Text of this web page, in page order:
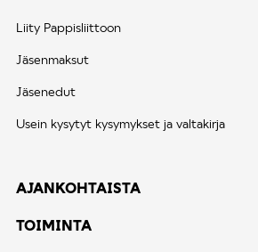
Liity Pappisliittoon
Jäsenmaksut
Jäsenedut
Usein kysytyt kysymykset ja valtakirja
AJANKOHTAISTA
TOIMINTA